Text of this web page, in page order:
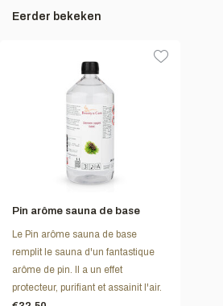
Eerder bekeken
Pin arôme sauna de base
Le Pin arôme sauna de base
remplit le sauna d'un fantastique
arôme de pin. Il a un effet
protecteur, purifiant et assainit l'air.